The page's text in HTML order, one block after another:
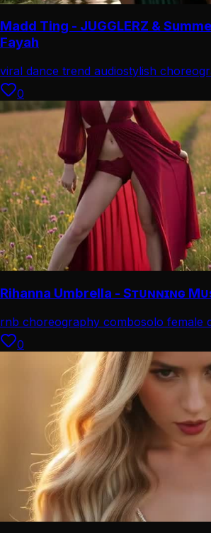
Madd Ting - JUGGLERZ &
Fayah
viral dance trend audiostylish
0
Rihanna Umbrella - Sᴛᴜɴɴɪɴɢ
rnb choreography combosolo female
0